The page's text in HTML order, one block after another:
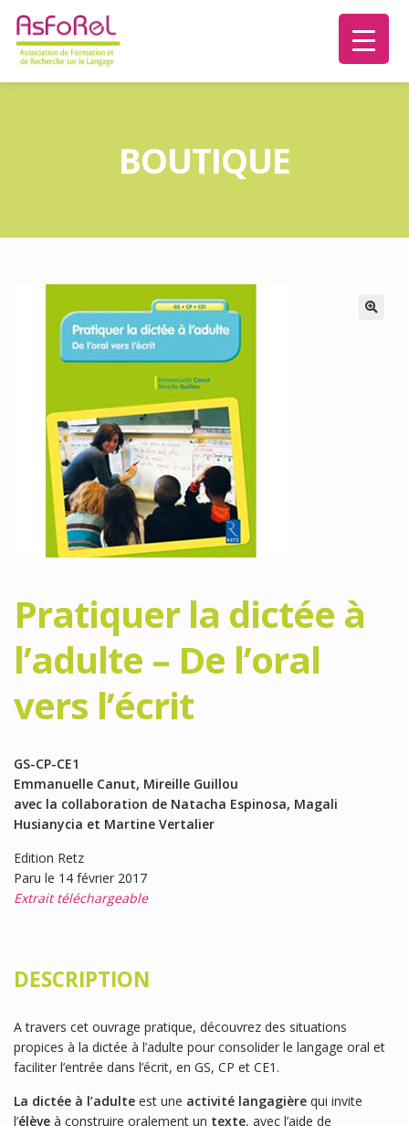
BOUTIQUE
Pratiquer la dictée à
l’adulte – De l’oral
vers l’écrit
GS-CP-CE1
Emmanuelle Canut, Mireille Guillou
avec la collaboration de Natacha Espinosa, Magali
Husianycia et Martine Vertalier
Edition Retz
Paru le 14 février 2017
Extrait téléchargeable
DESCRIPTION
A travers cet ouvrage pratique, découvrez des situations
propices à la dictée à l’adulte pour consolider le langage oral et
faciliter l’entrée dans l’écrit, en GS, CP et CE1.
La dictée à l’adulte est une activité langagière qui invite
l’élève à construire oralement un texte, avec l’aide de